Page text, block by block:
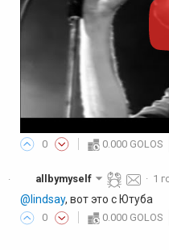
0 0.000 GOLOS
· allbymyself · 1
@lindsay, вот это с Ютуба
0 0.000 GOLOS